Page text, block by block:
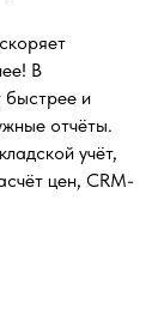
В
быстрее и
отчёты.
учёт,
цен, CRM-